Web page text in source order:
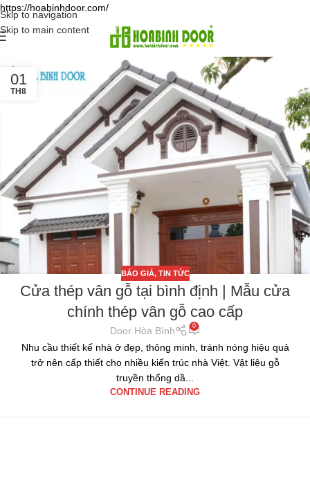
https://hoabinhdoor.com/
Skip to navigation
Skip to main content
01
TH8
BÁO GIÁ, TIN TỨC
Cửa thép vân gỗ tại bình định | Mẫu cửa
chính thép vân gỗ cao cấp
Door Hòa Bình 0
Nhu cầu thiết kế nhà ở đẹp, thông minh, tránh nóng hiệu quả
trở nên cấp thiết cho nhiều kiến trúc nhà Việt. Vật liệu gỗ
truyền thống dầ...
CONTINUE READING